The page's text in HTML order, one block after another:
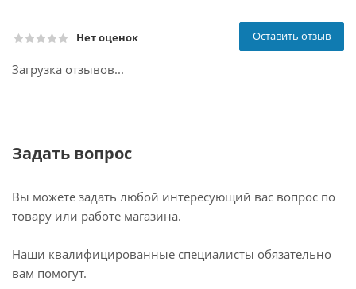
Нет оценок Оставить отзыв
Загрузка отзывов...
Задать вопрос
Вы можете задать любой интересующий вас вопрос по
товару или работе магазина.
Наши квалифицированные специалисты обязательно
вам помогут.